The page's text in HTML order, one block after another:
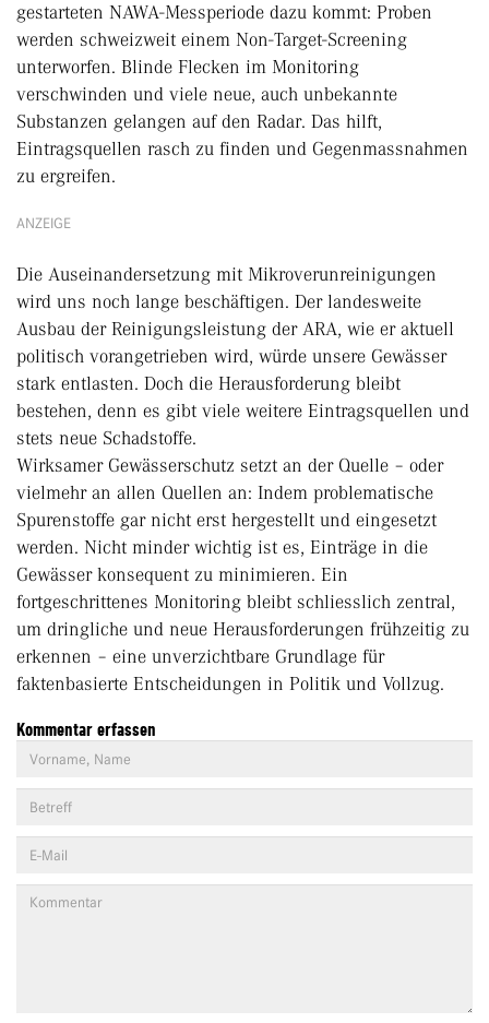
gestarteten NAWA-Messperiode dazu kommt: Proben
werden schweizweit einem Non-Target-Screening
unterworfen. Blinde Flecken im Monitoring
verschwinden und viele neue, auch unbekannte
Substanzen gelangen auf den Radar. Das hilft,
Eintragsquellen rasch zu finden und Gegenmassnahmen
zu ergreifen.
ANZEIGE
Die Auseinandersetzung mit Mikroverunreinigungen
wird uns noch lange beschäftigen. Der landesweite
Ausbau der Reinigungsleistung der ARA, wie er aktuell
politisch vorangetrieben wird, würde unsere Gewässer
stark entlasten. Doch die Herausforderung bleibt
bestehen, denn es gibt viele weitere Eintragsquellen und
stets neue Schadstoffe.
Wirksamer Gewässerschutz setzt an der Quelle – oder
vielmehr an allen Quellen an: Indem problematische
Spurenstoffe gar nicht erst hergestellt und eingesetzt
werden. Nicht minder wichtig ist es, Einträge in die
Gewässer konsequent zu minimieren. Ein
fortgeschrittenes Monitoring bleibt schliesslich zentral,
um dringliche und neue Herausforderungen frühzeitig zu
erkennen – eine unverzichtbare Grundlage für
faktenbasierte Entscheidungen in Politik und Vollzug.
Kommentar erfassen